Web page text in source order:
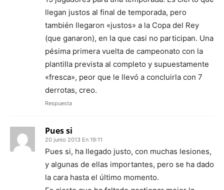
llegan justos al final de temporada, pero
también llegaron «justos» a la Copa del Rey
(que ganaron), en la que casi no participan. Una
pésima primera vuelta de campeonato con la
plantilla prevista al completo y supuestamente
«fresca», peor que le llevó a concluirla con 7
derrotas, creo.
Respuesta
Pues si
20 junio 2013 En 19:11
Pues si, ha llegado justo, con muchas lesiones,
y algunas de ellas importantes, pero se ha dado
la cara hasta el último momento.